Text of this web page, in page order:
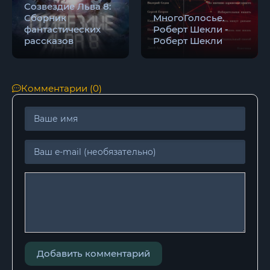
Созвездие Льва 8:
Сборник
фантастических
рассказов
МногоГолосье.
Роберт Шекли -
Роберт Шекли
Комментарии (0)
Добавить комментарий